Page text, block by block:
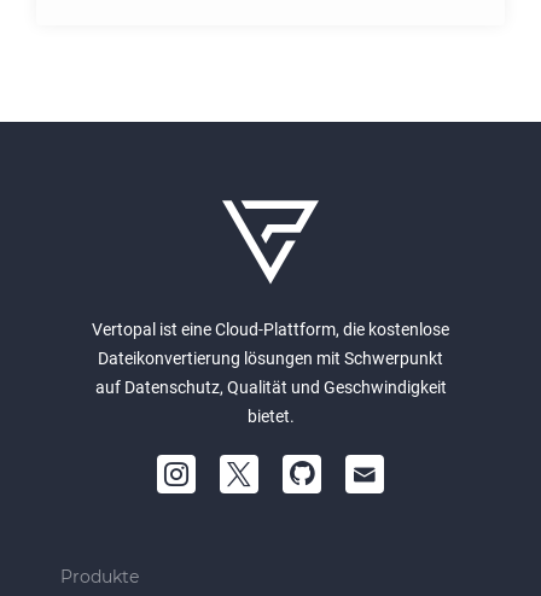
Vertopal ist eine Cloud-Plattform, die kostenlose
Dateikonvertierung lösungen mit Schwerpunkt
auf Datenschutz, Qualität und Geschwindigkeit
bietet.
Produkte